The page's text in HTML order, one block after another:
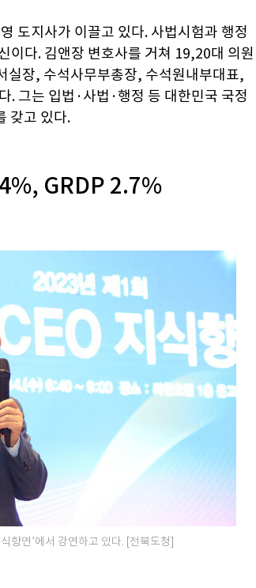
도지사가 이끌고 있다. 사법시험과 행정
이다. 김앤장 변호사를 거쳐 19,20대 의원
실장, 수석사무부총장, 수석원내부대표,
. 그는 입법·사법·행정 등 대한민국 국정
갖고 있다.
GRDP 2.7%
향연’에서 강연하고 있다. [전북도청]